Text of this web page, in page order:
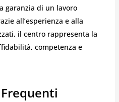
garanzia di un lavoro
all’esperienza e alla
il centro rappresenta la
competenza e